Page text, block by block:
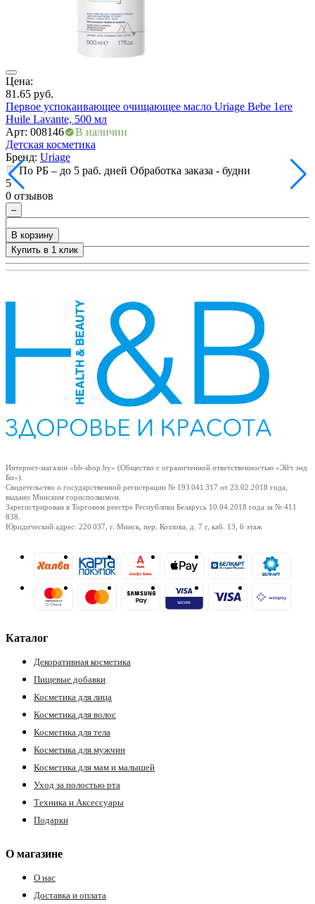
Цена:
81.65 руб.
Первое успокаивающее очищающее масло Uriage Bebe 1ere
Huile Lavante, 500 мл
Арт: 008146
В наличии
Детская косметика
Бренд: Uriage
По РБ – до 5 раб. дней Обработка заказа - будни
5
0 отзывов
–
+
В корзину
Купить в 1 клик
Интернет-магазин «hb-shop.by» (Общество с ограниченной ответственностью «Эйч энд
Би»).
Свидетельство о государственной регистрации № 193 041 317 от 23.02.2018 года,
выдано Минским горисполкомом.
Зарегистрирован в Торговом реестре Республики Беларусь 10.04.2018 года за № 411
838.
Юридический адрес: 220 037, г. Минск, пер. Козлова, д. 7 г, каб. 13, 6 этаж
Каталог
Декоративная косметика
Пищевые добавки
Косметика для лица
Косметика для волос
Косметика для тела
Косметика для мужчин
Косметика для мам и малышей
Уход за полостью рта
Техника и Аксессуары
Подарки
О магазине
О нас
Доставка и оплата